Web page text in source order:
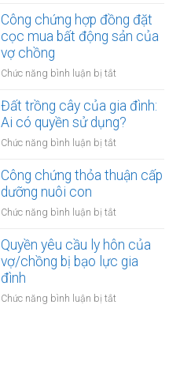
từ
ngân
chồng
thừa
kế
với
sản
trong
mới
Công chứng hợp đồng đặt
cọc mua bất động sản của
vợ chồng
Chức năng bình luận bị tắt
chứng
hợp
đồng
đặt
mua
vợ
chồng
Đất trồng cây của gia đình:
Ai có quyền sử dụng?
Chức năng bình luận bị tắt
trồng
gia
Ai
có
Công chứng thỏa thuận cấp
dưỡng nuôi con
Chức năng bình luận bị tắt
chứng
thỏa
thuận
dưỡng
Quyền yêu cầu ly hôn của
vợ/chồng bị bạo lực gia
đình
Chức năng bình luận bị tắt